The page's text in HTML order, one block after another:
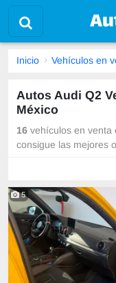
Inicio Vehículos en
Autos Audi Q2
México
16 vehículos en venta
consigue las mejores
5